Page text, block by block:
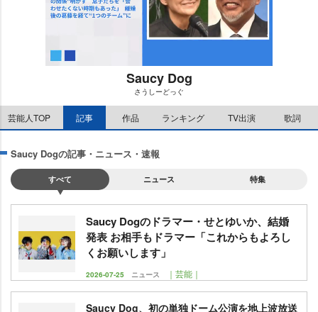
M
u
t
Saucy Dog
さうしーどっぐ
芸能人TOP 記事 作品 ランキング TV出演 歌詞
Saucy Dogの記事・ニュース・速報
すべて ニュース 特集
Saucy Dogのドラマー・せとゆいか、結婚
発表 お相手もドラマー「これからもよろし
くお願いします」
2026-07-25 ニュース ｜芸能｜
Saucy Dog、初の単独ドーム公演を地上波放送